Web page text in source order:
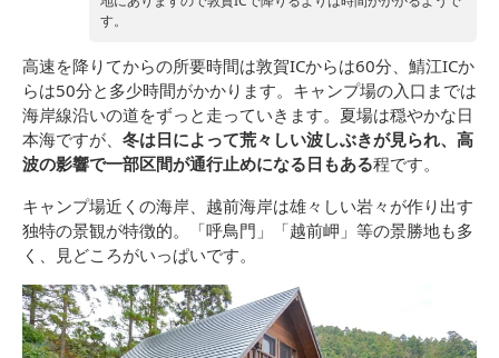
す。
高速を降りてからの所要時間は敦賀ICからは60分、鯖江ICか
らは50分と多少時間がかかります。キャンプ場の入口までは
海岸線沿いの道をずっと走っていきます。夏場は穏やかな日
本海ですが、 冬は日によって荒々しい波しぶきが見られ、高
波の影響で一部区間が通行止めになる日もある程です。
キャンプ場近くの海岸、越前海岸は雄々しい岩々が作り出す
独特の景観が特徴的。「呼鳥門」「越前岬」等の景勝地も多
く、見どころがいっぱいです。